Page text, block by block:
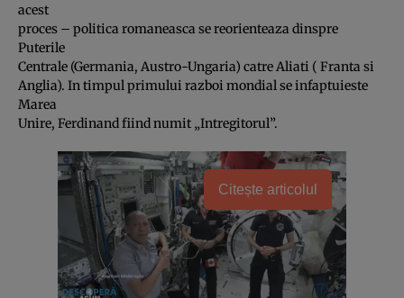
acest
proces – politica romaneasca se reorienteaza dinspre
Puterile
Centrale (Germania, Austro-Ungaria) catre Aliati ( Franta si
Anglia). In timpul primului razboi mondial se infaptuieste
Marea
Unire, Ferdinand fiind numit „Intregitorul”.
Citește articolul